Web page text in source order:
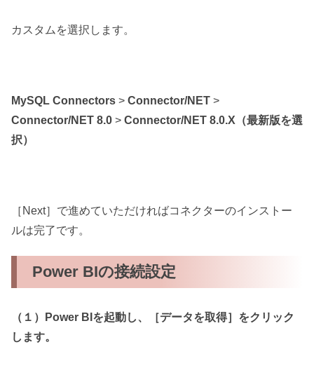
カスタムを選択します。
MySQL Connectors > Connector/NET >
Connector/NET 8.0 > Connector/NET 8.0.X（最新版を選
択）
［Next］で進めていただければコネクターのインストー
ルは完了です。
Power BIの接続設定
（１）Power BIを起動し、［データを取得］をクリック
します。